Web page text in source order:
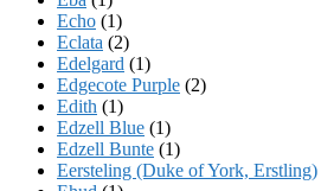
Echo (1)
Eclata (2)
Edelgard (1)
Edgecote Purple (2)
Edith (1)
Edzell Blue (1)
Edzell Bunte (1)
Eersteling (Duke of York, Erstling)